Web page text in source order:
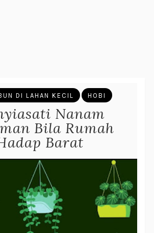
DI LAHAN KECIL HOBI
Nanam
Bila Rumah
Barat